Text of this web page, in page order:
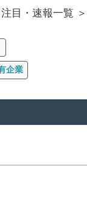
注目・速報一覧
企業